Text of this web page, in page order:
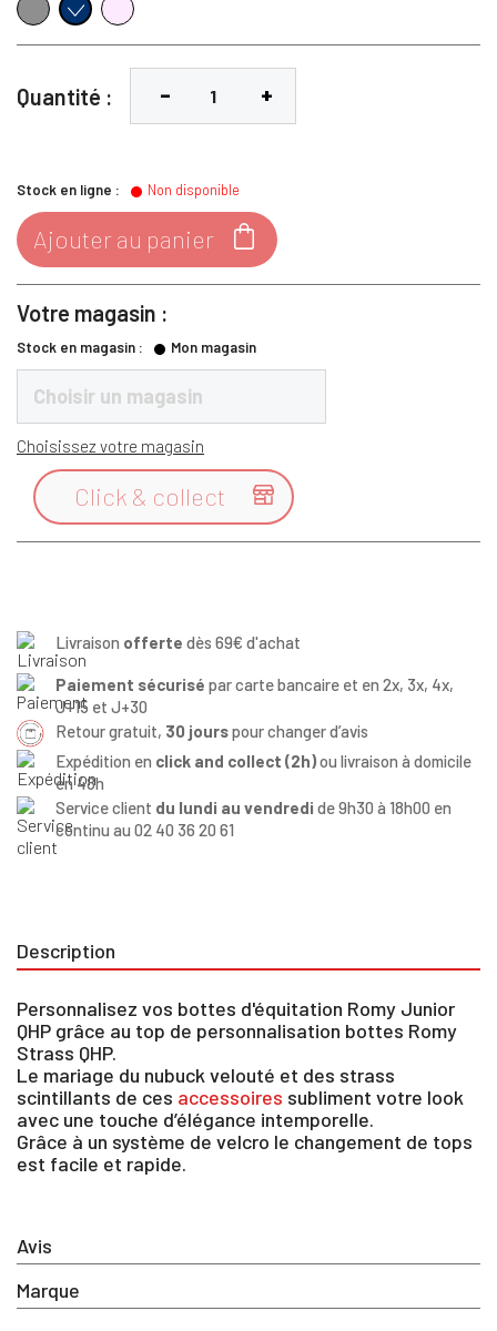
Navy
Quantité :
Stock en ligne : Non disponible

Ajouter au panier
Votre magasin :
Stock en magasin : Mon magasin
Choisir un magasin
Choisissez votre magasin

Click & collect
Livraison offerte dès 69€ d'achat
Paiement sécurisé par carte bancaire et en 2x, 3x, 4x,
J+15 et J+30
Retour gratuit, 30 jourspour changer d’avis
Expédition en click and collect (2h)ou livraison à domicile
en 48h
Service client du lundi au vendredi de 9h30 à 18h00 en
continu au 02 40 36 20 61
Description
Avis
Marque
Personnalisez vos bottes d'équitation Romy Junior
QHP grâce au top de personnalisation bottes Romy
Strass QHP.
Le mariage du nubuck velouté et des strass
scintillants de ces accessoires subliment votre look
avec une touche d’élégance intemporelle.
Grâce à un système de velcro le changement de tops
est facile et rapide.
Vous devez être connecté pour enregistrer des
produits dans votre liste d'envie